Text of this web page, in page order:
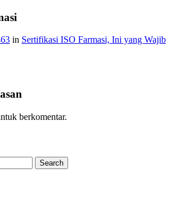
in Sertifikasi ISO Farmasi, Ini yang Wajib
berkomentar.